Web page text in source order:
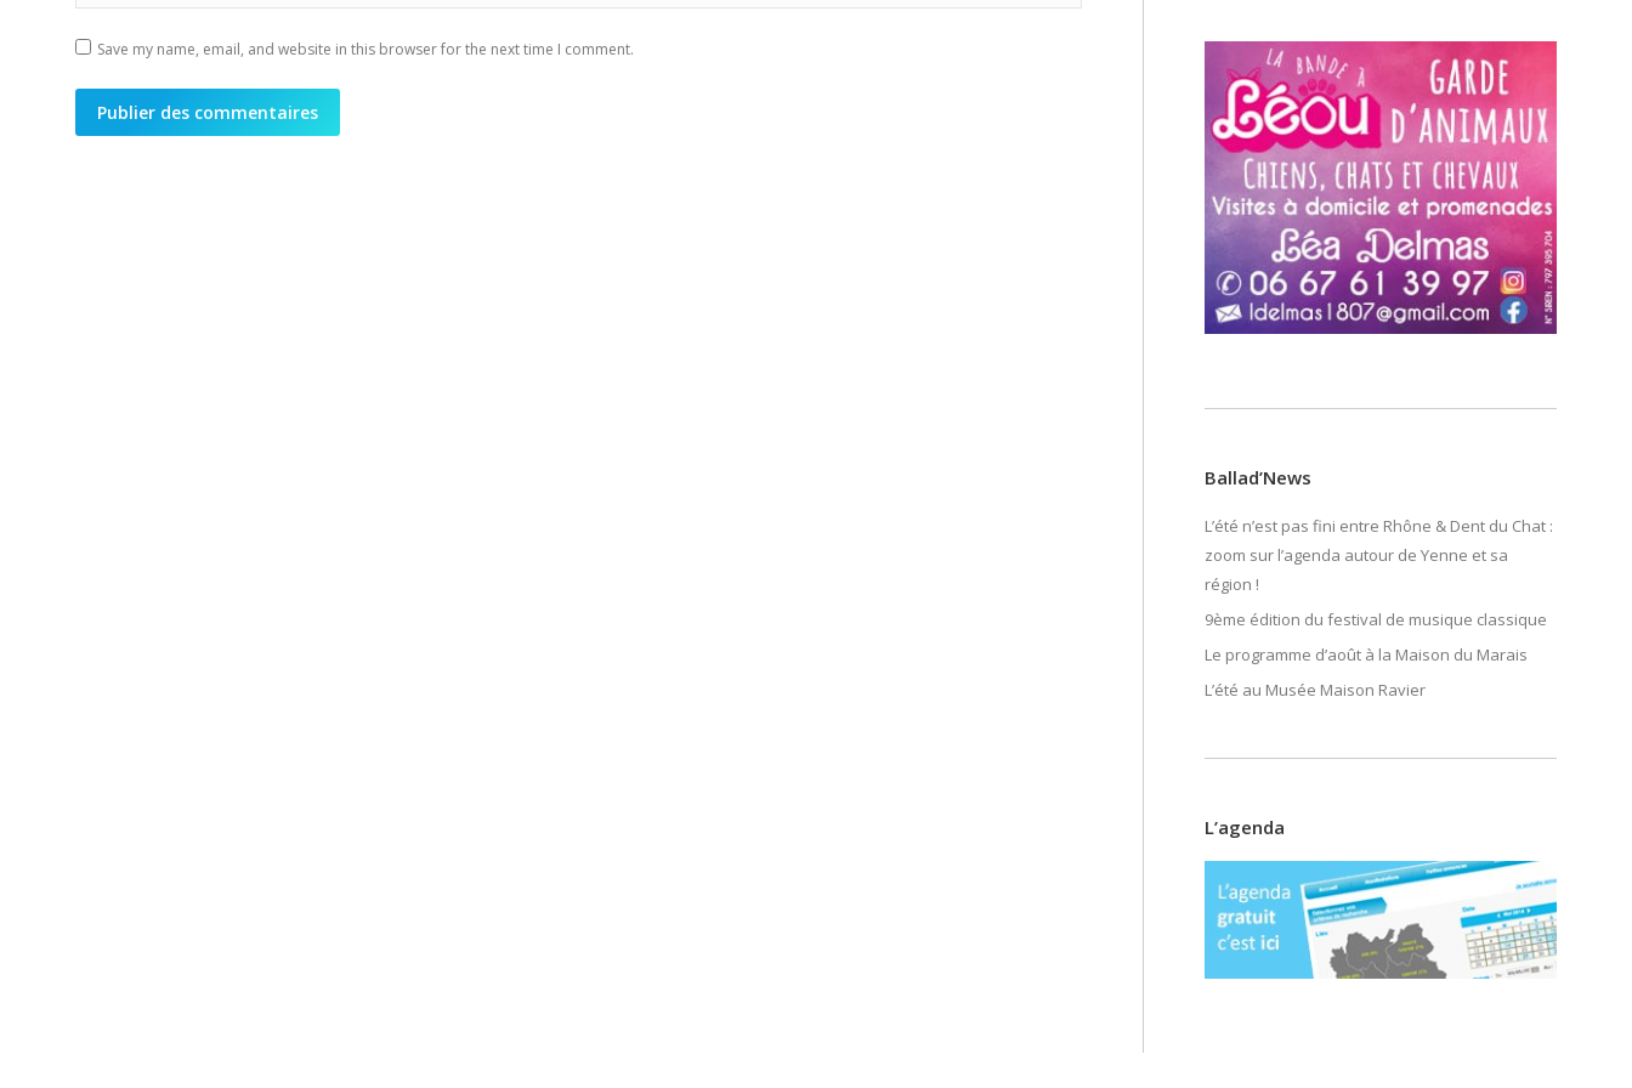
Save my name, email, and website in this browser for the next time I comment.
Publier des commentaires
Ballad’News
L’été n’est pas fini entre Rhône & Dent du Chat :
zoom sur l’agenda autour de Yenne et sa
région !
9ème édition du festival de musique classique
Le programme d’août à la Maison du Marais
L’été au Musée Maison Ravier
L’agenda